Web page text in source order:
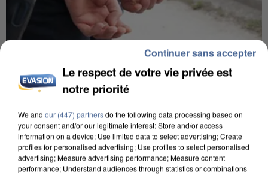
Un second cadre de la DZ Mafia interpellé en
Algérie
Un cofondateur du réseau avait été interpellé
quelques jours plus tôt.
Le respect de votre vie privée est
notre priorité
We and our (447) partnersdo the following data processing based on
your consent and/or our legitimate interest: Store and/or access
information on a device; Use limited data to select advertising; Create
profiles for personalised advertising; Use profiles to select personalised
advertising; Measure advertising performance; Measure content
performance; Understand audiences through statistics or combinations
Continuer sans accepter